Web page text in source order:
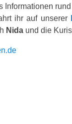
Informationen
ihr auf unserer
Nida und die